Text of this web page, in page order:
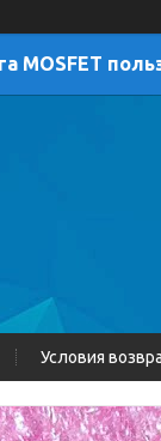
MOSFET
Условия